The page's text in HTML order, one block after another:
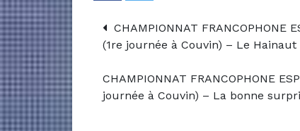
CHAMPIONNAT FRANCOPHONE
(1re journée à Couvin) – Le
CHAMPIONNAT FRANCOPHONE
journée à Couvin) – La bonne